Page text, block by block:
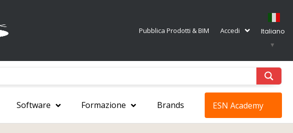
Pubblica Prodotti & BIM Accedi
Italiano
▼
Software Formazione Brands ESN Academy